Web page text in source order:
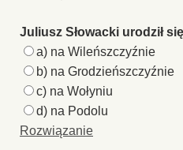
Juliusz Słowacki urodził
a) na Wileńszczyźnie
b) na Grodzieńszczyźnie
c) na Wołyniu
d) na Podolu
Rozwiązanie